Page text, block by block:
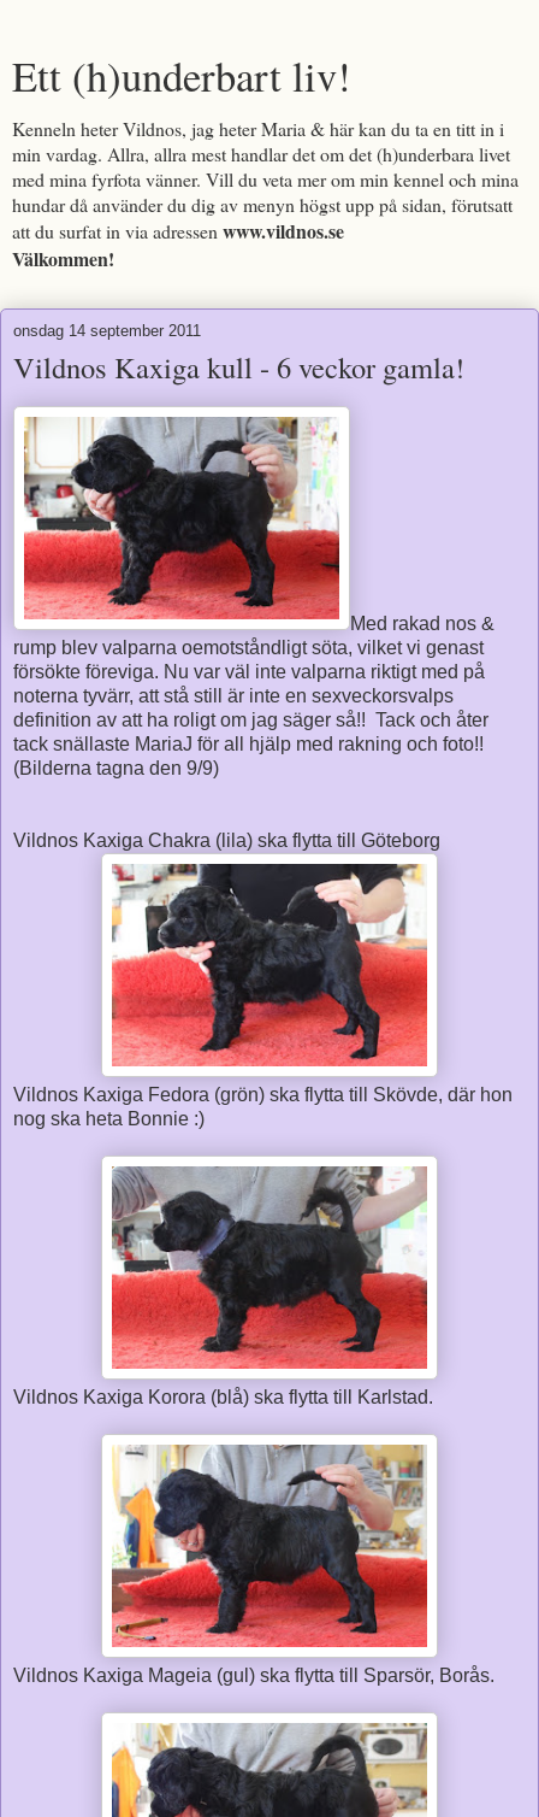
Ett (h)underbart liv!
Kenneln heter Vildnos, jag heter Maria & här kan du ta en titt in i
min vardag. Allra, allra mest handlar det om det (h)underbara livet
med mina fyrfota vänner. Vill du veta mer om min kennel och mina
hundar då använder du dig av menyn högst upp på sidan, förutsatt
att du surfat in via adressen www.vildnos.se
Välkommen!
onsdag 14 september 2011
Vildnos Kaxiga kull - 6 veckor gamla!
Med rakad nos &
rump blev valparna oemotståndligt söta, vilket vi genast
försökte föreviga. Nu var väl inte valparna riktigt med på
noterna tyvärr, att stå still är inte en sexveckorsvalps
definition av att ha roligt om jag säger så!! Tack och åter
tack snällaste MariaJ för all hjälp med rakning och foto!!
(Bilderna tagna den 9/9)
Vildnos Kaxiga Chakra (lila) ska flytta till Göteborg
Vildnos Kaxiga Fedora (grön) ska flytta till Skövde, där hon
nog ska heta Bonnie :)
Vildnos Kaxiga Korora (blå) ska flytta till Karlstad.
Vildnos Kaxiga Mageia (gul) ska flytta till Sparsör, Borås.